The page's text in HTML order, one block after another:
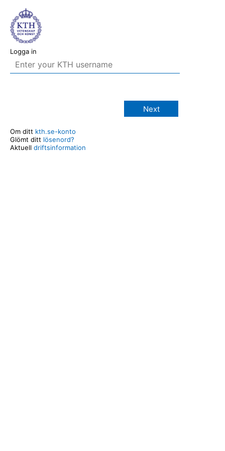
Logga in
Next
Om ditt kth.se-konto
Glömt ditt lösenord?
Aktuell driftsinformation